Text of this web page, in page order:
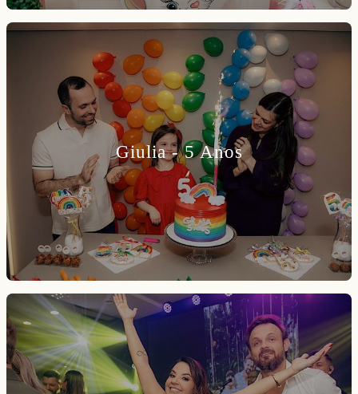
Giulia - 5 Anos